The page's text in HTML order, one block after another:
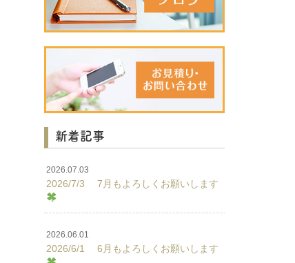
新着記事
2026.07.03
2026/7/3 7月もよろしくお願いします
2026.06.01
2026/6/1 6月もよろしくお願いします